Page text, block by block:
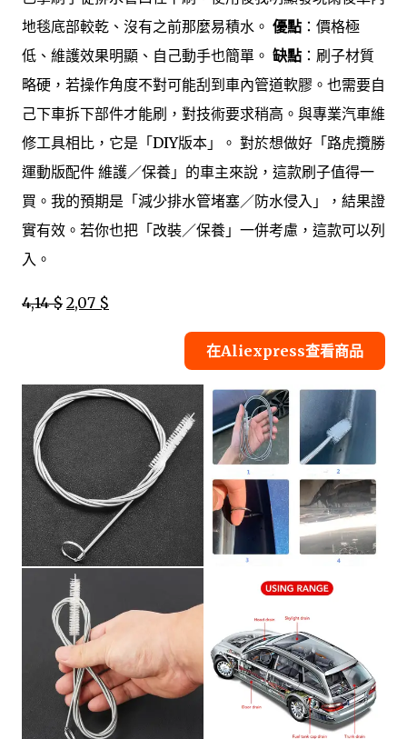
地毯底部較乾、沒有之前那麼易積水。 優點 ：價格極
低、維護效果明顯、自己動手也簡單。 缺點 ：刷子材質
略硬，若操作角度不對可能刮到車內管道軟膠。也需要自
己下車拆下部件才能刷，對技術要求稍高。與專業汽車維
修工具相比，它是「DIY版本」。 對於想做好「路虎攬勝
運動版配件 維護／保養」的車主來說，這款刷子值得一
買。我的預期是「減少排水管堵塞／防水侵入」，結果證
實有效。若你也把「改裝／保養」一併考慮，這款可以列
入。
4,14 $ 2,07 $
在Aliexpress查看商品